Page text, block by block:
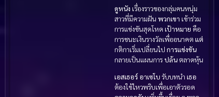
ดูหนัง เรื่องราวของกลุ่มคนหนุ่ม
สาวที่มีความฝัน พวกเขา เข้าร่วม
การแข่งขันสุดโหด เป้าหมาย คือ
การชนะเงินรางวัลเพื่ออนาคต แต่
กติกาเริ่มเปลี่ยนไป การแข่งขัน
กลายเป็นแผนการปล้น ตลาดหุ้น
เอสเธอร์ อาเซโบ รับบทนำ เธอ
ต้องใช้ไหวพริบเพื่อเอาตัวรอด